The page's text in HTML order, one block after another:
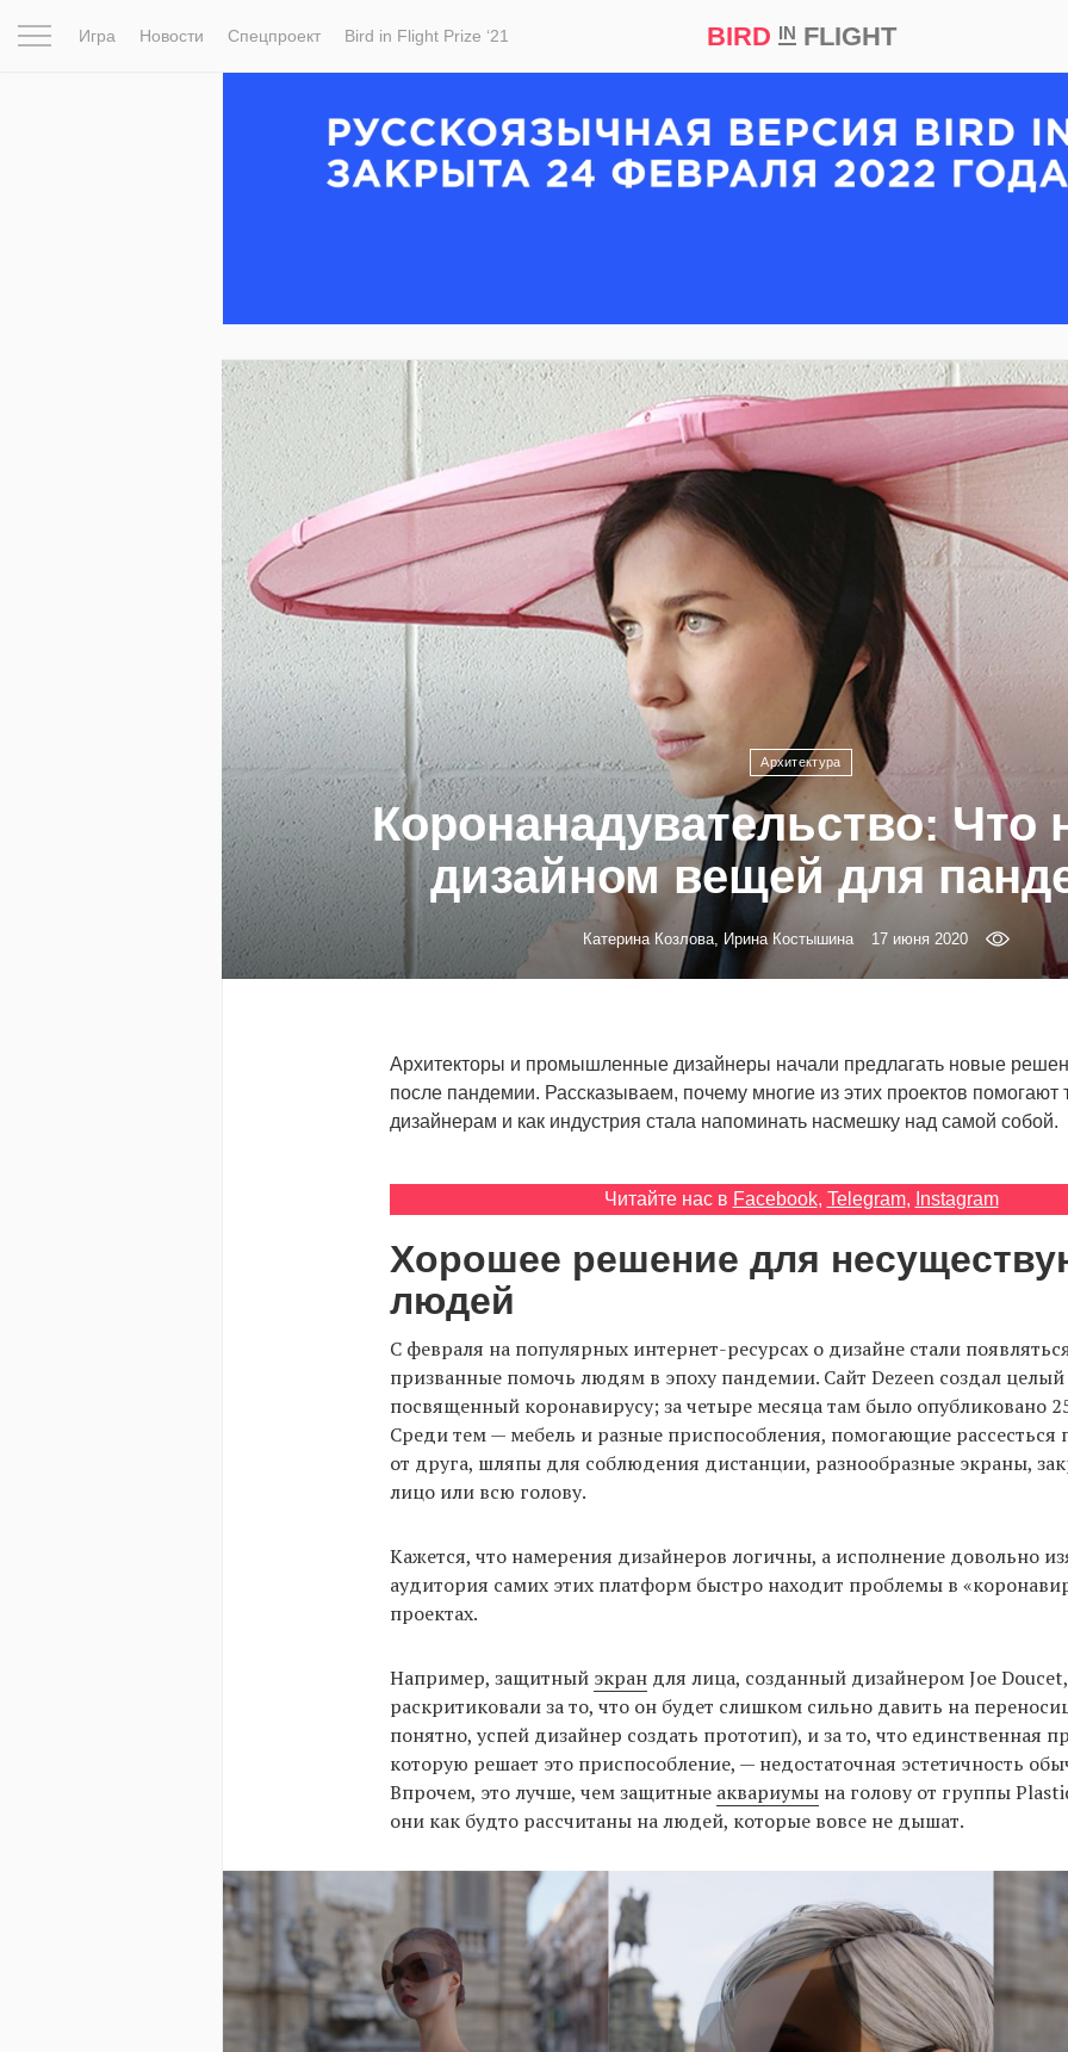
Игра Новости Спецпроект Bird in Flight Prize ‘21 BIRD INFLIGHT
Архитектура
Коронанадувательство: Что
дизайном вещей для
Катерина Козлова, Ирина Костышина 17 июня 2020
Архитекторы и промышленные дизайнеры начали предлагать новые
после пандемии. Рассказываем, почему многие из этих проектов помогают
дизайнерам и как индустрия стала напоминать насмешку над самой собой.
Читайте нас в Facebook, Telegram, Instagram
Хорошее решение для
людей
С февраля на популярных интернет-ресурсах о дизайне стали
призванные помочь людям в эпоху пандемии. Сайт Dezeen создал целый
посвященный коронавирусу; за четыре месяца там было опубликовано
Среди тем — мебель и разные приспособления, помогающие рассесться
от друга, шляпы для соблюдения дистанции, разнообразные экраны,
лицо или всю голову.
Кажется, что намерения дизайнеров логичны, а исполнение довольно
аудитория самих этих платформ быстро находит проблемы в
проектах.
Например, защитный экран для лица, созданный дизайнером Joe Doucet,
раскритиковали за то, что он будет слишком сильно давить на
понятно, успей дизайнер создать прототип), и за то, что единственная
которую решает это приспособление, — недостаточная эстетичность
Впрочем, это лучше, чем защитные аквариумы на голову от группы
они как будто рассчитаны на людей, которые вовсе не дышат.